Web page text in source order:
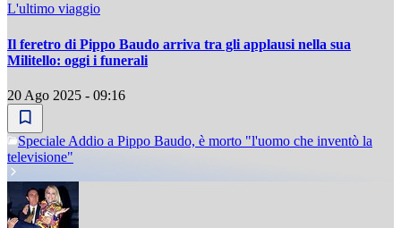
L'ultimo viaggio
Il feretro di Pippo Baudo arriva tra gli applausi nella sua
Militello: oggi i funerali
20 Ago 2025 - 09:16
Speciale Addio a Pippo Baudo, è morto "l'uomo che inventò la
televisione"